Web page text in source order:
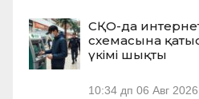
СҚО-да
схемасына
үкімі шықты
10:34 дп 06 Авг 2026